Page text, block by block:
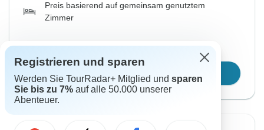
Preis basierend auf gemeinsam genutztem
Zimmer
Reisetermin wählen
Registrieren und sparen
Werden Sie TourRadar+ Mitglied und sparen
Sie bis zu 7% auf alle 50.000 unserer
Abenteuer.